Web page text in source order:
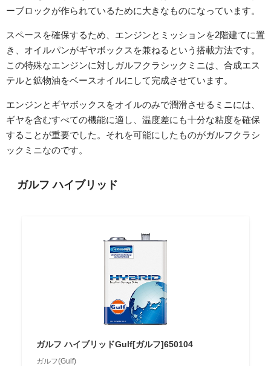
ーブロックが作られているために大きなものになっています。
スペースを確保するため、エンジンとミッションを2階建てに置
き、オイルパンがギヤボックスを兼ねるという搭載方法です。
この特殊なエンジンに対しガルフクラシックミニは、合成エス
テルと鉱物油をベースオイルにして完成させています。
エンジンとギヤボックスをオイルのみで潤滑させるミニには、
ギヤを含むすべての機能に適し、温度差にも十分な粘度を確保
することが重要でした。それを可能にしたものがガルフクラシ
ックミニなのです。
ガルフ ハイブリッド
ガルフ ハイブリッドGulf[ガルフ]650104
ガルフ(Gulf)